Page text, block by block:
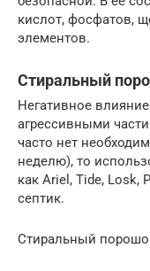
кислот, фосфатов,
элементов.
Стиральный
Негативное
агрессивными
часто нет
неделю), то
как Ariel, Tide, Losk,
септик.
Стиральный